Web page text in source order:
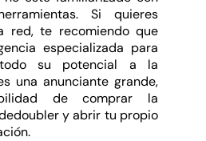
Si quieres
red, te recomiendo que
especializada para
su potencial a la
una anunciante grande,
de comprar la
y abrir tu propio